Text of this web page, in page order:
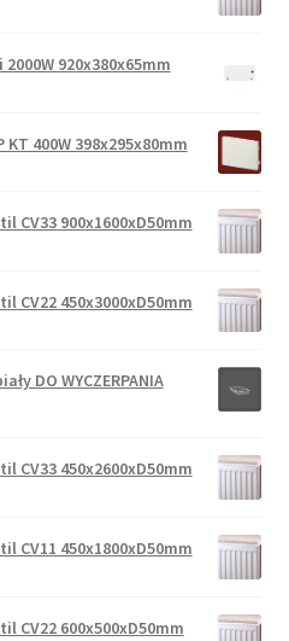
920x380x65mm
400W 398x295x80mm
CV33 900x1600xD50mm
CV22 450x3000xD50mm
DO WYCZERPANIA
CV33 450x2600xD50mm
CV11 450x1800xD50mm
CV22 600x500xD50mm